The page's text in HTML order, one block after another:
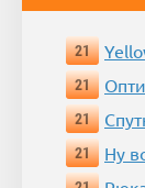
21
21
21
21
Ну